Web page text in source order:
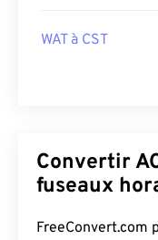
WAT à CST
Convertir
fuseaux
FreeConvert.com